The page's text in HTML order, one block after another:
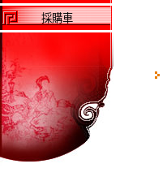
採購車